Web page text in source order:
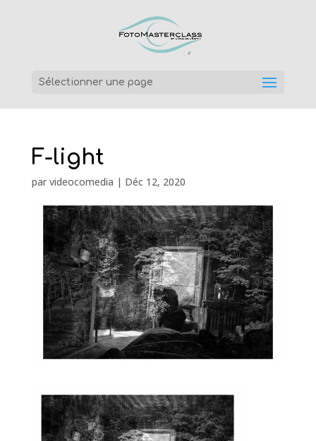
Sélectionner une page
F-light
par videocomedia | Déc 12, 2020